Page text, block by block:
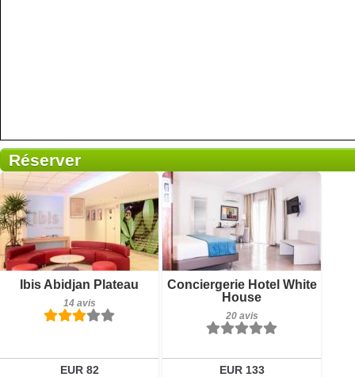
Réserver
Ibis Abidjan Plateau
14 avis
EUR 82
14 avis
Réserver
Conciergerie Hotel White
House
20 avis
EUR 133
20 avis
Détails
Réserver